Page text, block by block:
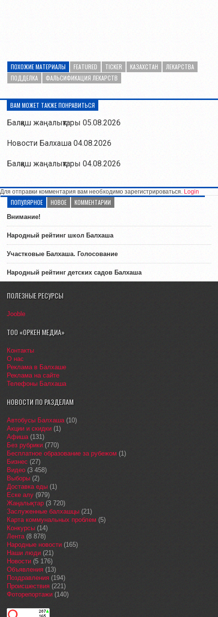
ПОХОЖИЕ МАТЕРИАЛЫ FEATURED TICKER КАЗАХСТАН
ЛЕКАРСТВА
ПОДДЕЛКА
ФАЛЬСИФИКАЦИЯ ЛЕКАРСТВ
ВАМ МОЖЕТ ТАКЖЕ ПОНРАВИТЬСЯ
Балқаш жаңалықтары 05.08.2026
Новости Балхаша 04.08.2026
Балқаш жаңалықтары 04.08.2026
Для отправки комментария вам необходимо зарегистрироваться. Login
ПОПУЛЯРНОЕ НОВОЕ КОММЕНТАРИИ
Внимание!
Народный рейтинг школ Балхаша
Участковые Балхаша. Голосование
Народный рейтинг детских садов Балхаша
ПОЛЕЗНЫЕ РЕСУРСЫ
Jooble
ТОО «ОРКЕН МЕДИА»
Контакты
О нас
Реклама в Балхаше
Реклама на сайте
Телефоны Балхаша
НОВОСТИ ПО РАЗДЕЛАМ
Автобусы Балхаша(10)
Акции и скидки (1)
Афиша(131)
Без рубрики (770)
Бесплатное образование за рубежом (1)
Бизнес (27)
Видео (3 458)
Выборы (2)
Доставка еды (1)
Еске алу (979)
Жаңалықтар (3 720)
Заслуженные балхашцы (21)
Карта коммунальных проблем (5)
Конкурсы (14)
Лента(8 878)
Народные новости (165)
Наши люди (21)
Новости (5 176)
Объявления (13)
Поздравления (194)
Происшествия (221)
Фоторепортажи (140)